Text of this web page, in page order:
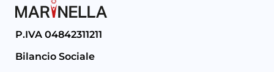
P.IVA 04842311211
Bilancio Sociale